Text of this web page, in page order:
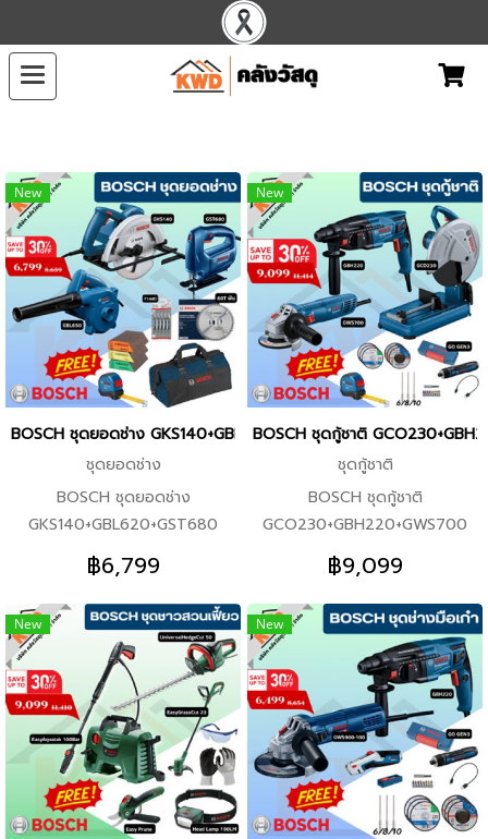
New
BOSCH ชุดยอดช่าง GKS140+GBL620+GST680 ราคาพิเศษยกชุด พ
ชุดยอดช่าง
BOSCH ชุดยอดช่าง
GKS140+GBL620+GST680
ราคาพิเศษยกชุด พร้อมของแถม
PRO Q3/2025 ชุดรวมสินค้าจาก
BOSCH ของแท้ ลงทะเบียน
ONLINE พร้อมขอแถมจัดหนัก จัด
เต็ม จากราคาเต็ม 6,799 เหลือ
8,659 ในชุดประกอบไปด้วย 1x
BOSCH GKS140 เครื่องเลื่อยวง
เดือน ขนาด 7นิ้้ว 1,400w 1x
BOSCH GBL620 เครื่องเป่าลม
620w 1x BOSCH GST680
เลื่อยจิ๊กซอว์ 500 วัตต์ 1x
฿6,799
New
BOSCH ชุดกู้ชาติ
ชุดกู้ชาติ
BOSCH ชุดกู้ชาติ
GCO230+GBH220+GWS700
ราคาพิเศษยกชุด พร้อมลุยงาน
PRO Q3/2025 ชุดรวมสินค้าจาก
BOSCH ของแท้ ลงทะเบียน
ONLINE พร้อมขอแถมจัดหนัก จัด
เต็ม จากราคาเต็ม 11,414 เหลือ
9,099 ในชุดประกอบไปด้วย 1x
BOSCH GCO230 เครื่องตัด
ไฟเบอร์ ตัดเหล็ก ขนาด 14นิ้ว 1x
BOSCH GBH220 สว่านโรตารี่
3ระบบ เจาะปูน กระแทก 22มิล 1x
BOSCH GWS700 เครื่องเจีย
฿9,099
New New